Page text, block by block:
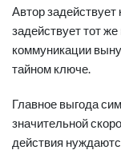
Автор
задействует тот
коммуникации
тайном ключе.
Главное выгода
значительной
действия